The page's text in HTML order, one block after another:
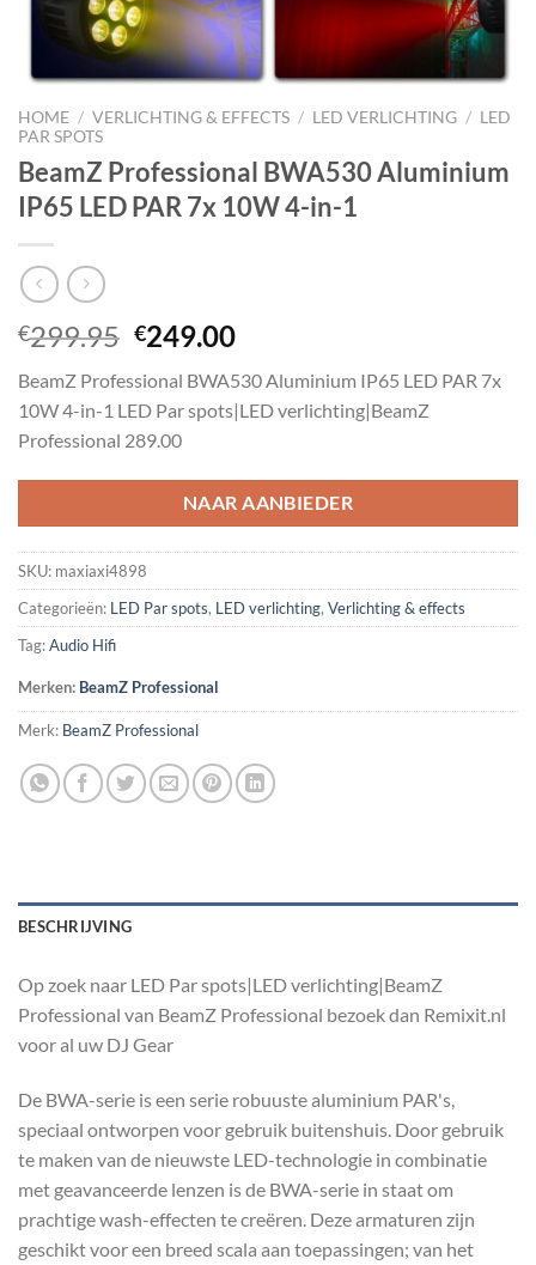
HOME / VERLICHTING & EFFECTS / LED VERLICHTING / LED
PAR SPOTS
BeamZ Professional BWA530 Aluminium
IP65 LED PAR 7x 10W 4-in-1
€299.95 Oorspronkelijke
was:
€299.95.
€249.00Huidige
is:
€249.00.
BeamZ Professional BWA530 Aluminium IP65 LED PAR 7x
10W 4-in-1 LED Par spots|LED verlichting|BeamZ
Professional 289.00
NAAR AANBIEDER
SKU: maxiaxi4898
Categorieën: LED Par spots, LED verlichting, Verlichting & effects
Tag:Audio Hifi
Merken: BeamZ Professional
Merk: BeamZ Professional
BESCHRIJVING
Op zoek naar LED Par spots|LED verlichting|BeamZ
Professional van BeamZ Professional bezoek dan Remixit.nl
voor al uw DJ Gear
De BWA-serie is een serie robuuste aluminium PAR's,
speciaal ontworpen voor gebruik buitenshuis. Door gebruik
te maken van de nieuwste LED-technologie in combinatie
met geavanceerde lenzen is de BWA-serie in staat om
prachtige wash-effecten te creëren. Deze armaturen zijn
geschikt voor een breed scala aan toepassingen; van het